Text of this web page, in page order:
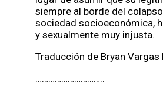
siempre al borde del
sociedad socioeconómica,
y sexualmente muy injusta.
Traducción de Bryan Vargas
…………………………..